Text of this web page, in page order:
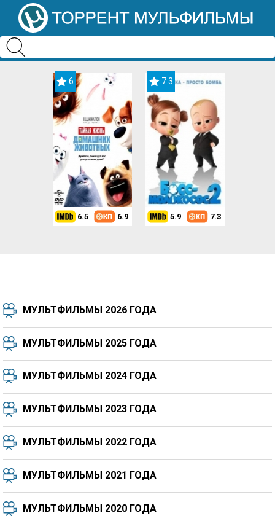
6
6.5 6.9
7.3
5.9 7.3
7.5 8.3
8.3 8.2
МУЛЬТФИЛЬМЫ 2026 ГОДА
МУЛЬТФИЛЬМЫ 2025 ГОДА
МУЛЬТФИЛЬМЫ 2024 ГОДА
МУЛЬТФИЛЬМЫ 2023 ГОДА
МУЛЬТФИЛЬМЫ 2022 ГОДА
МУЛЬТФИЛЬМЫ 2021 ГОДА
МУЛЬТФИЛЬМЫ 2020 ГОДА